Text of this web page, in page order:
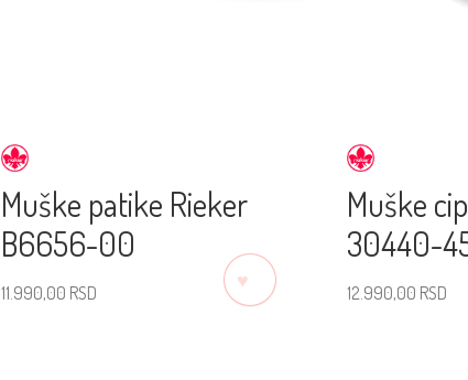
Muške patike Rieker
B6656-00
11.990,00 RSD
Muške
30440-
12.990,00 RSD